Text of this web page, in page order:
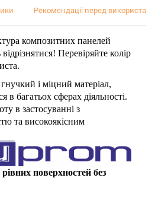
Рекомендації перед
композитних панелей
Перевіряйте колір
і міцний матеріал,
в багатьох сферах діяльності.
в застосуванні з
та високоякісним
поверхностей без